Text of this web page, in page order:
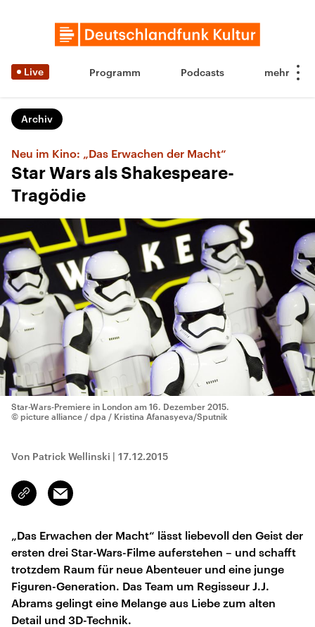
Live Programm Podcasts
Archiv
Neu im Kino: „Das Erwachen der Macht“
Star Wars als Shakespeare-
Tragödie
Star-Wars-Premiere in London am 16. Dezember 2015.
© picture alliance / dpa / Kristina Afanasyeva/Sputnik
Von Patrick Wellinski | 17.12.2015
Link
kopieren/teilen
Email
„Das Erwachen der Macht“ lässt liebevoll den Geist der
ersten drei Star-Wars-Filme auferstehen – und schafft
trotzdem Raum für neue Abenteuer und eine junge
Figuren-Generation. Das Team um Regisseur J.J.
Abrams gelingt eine Melange aus Liebe zum alten
Detail und 3D-Technik.